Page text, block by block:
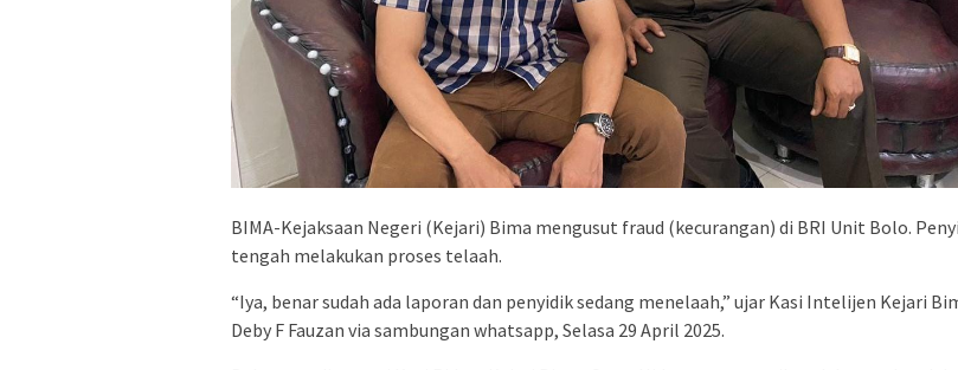
BIMA-Kejaksaan Negeri (Kejari) Bima mengusut fraud (kecurangan) di BRI Unit Bolo.
tengah melakukan proses telaah.
“Iya, benar sudah ada laporan dan penyidik sedang menelaah,” ujar Kasi Intelijen Kejari
Deby F Fauzan via sambungan whatsapp, Selasa 29 April 2025.